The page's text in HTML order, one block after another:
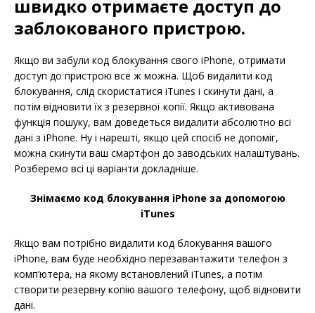
швидко отримаєте доступ до
заблокованого пристрою.
Якщо ви забули код блокування свого iPhone, отримати
доступ до пристрою все ж можна. Щоб видалити код
блокування, слід скористатися iTunes і скинути дані, а
потім відновити їх з резервної копії. Якщо активована
функція пошуку, вам доведеться видалити абсолютно всі
дані з iPhone. Ну і нарешті, якщо цей спосіб не допоміг,
можна скинути ваш смартфон до заводських налаштувань.
Розберемо всі ці варіанти докладніше.
Знімаємо код блокування iPhone за допомогою
iTunes
Якщо вам потрібно видалити код блокування вашого
iPhone, вам буде необхідно перезавантажити телефон з
комп’ютера, на якому встановлений iTunes, а потім
створити резервну копію вашого телефону, щоб відновити
дані.